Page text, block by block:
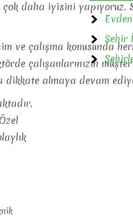
daha iyisini yapıyoruz.
ve çalışma konusunda
çalışanlarınızın
dikkate almaya devam
Şehir